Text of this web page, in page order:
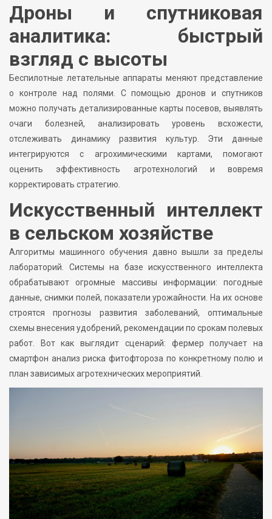
Дроны и спутниковая
аналитика: быстрый
взгляд с высоты
Беспилотные летательные аппараты меняют представление
о контроле над полями. С помощью дронов и спутников
можно получать детализированные карты посевов, выявлять
очаги болезней, анализировать уровень всхожести,
отслеживать динамику развития культур. Эти данные
интегрируются с агрохимическими картами, помогают
оценить эффективность агротехнологий и вовремя
корректировать стратегию.
Искусственный интеллект
в сельском хозяйстве
Алгоритмы машинного обучения давно вышли за пределы
лабораторий. Системы на базе искусственного интеллекта
обрабатывают огромные массивы информации: погодные
данные, снимки полей, показатели урожайности. На их основе
строятся прогнозы развития заболеваний, оптимальные
схемы внесения удобрений, рекомендации по срокам полевых
работ. Вот как выглядит сценарий: фермер получает на
смартфон анализ риска фитофтороза по конкретному полю и
план зависимых агротехнических мероприятий.